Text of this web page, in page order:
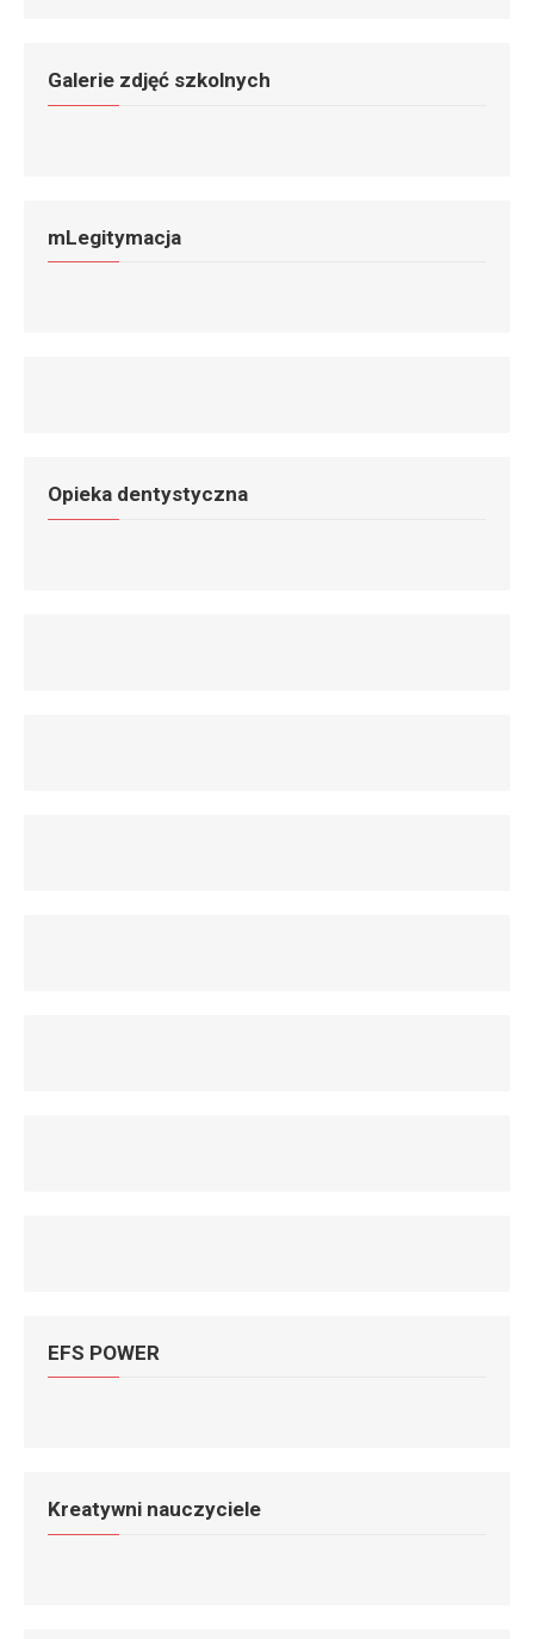
Galerie zdjęć szkolnych
mLegitymacja
Opieka dentystyczna
EFS POWER
Kreatywni nauczyciele